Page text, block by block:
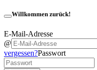
Willkommen zurück!
E-Mail-Adresse
@
vergessen?Passwort